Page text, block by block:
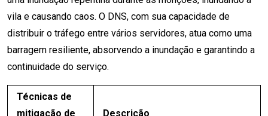
vila e causando caos. O DNS, com sua capacidade de
distribuir o tráfego entre vários servidores, atua como uma
barragem resiliente, absorvendo a inundação e garantindo a
continuidade do serviço.
Técnicas de
mitigação de
Descrição